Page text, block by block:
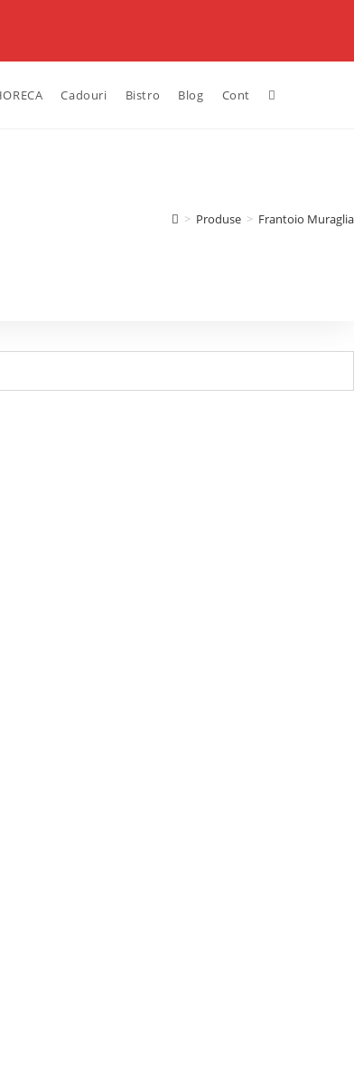
Cadouri Bistro Blog Cont
> Produse > Frantoio Muraglia